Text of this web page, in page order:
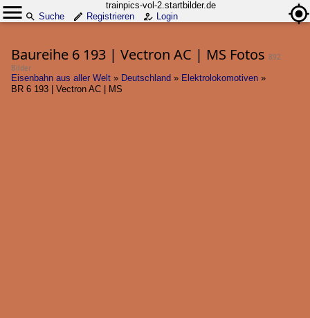
trainpics-vol-2.startbilder.de
Suche
Registrieren Login
Baureihe 6 193 | Vectron AC | MS Fotos 892
Bilder
Eisenbahn aus aller Welt » Deutschland » Elektrolokomotiven »
BR 6 193 | Vectron AC | MS